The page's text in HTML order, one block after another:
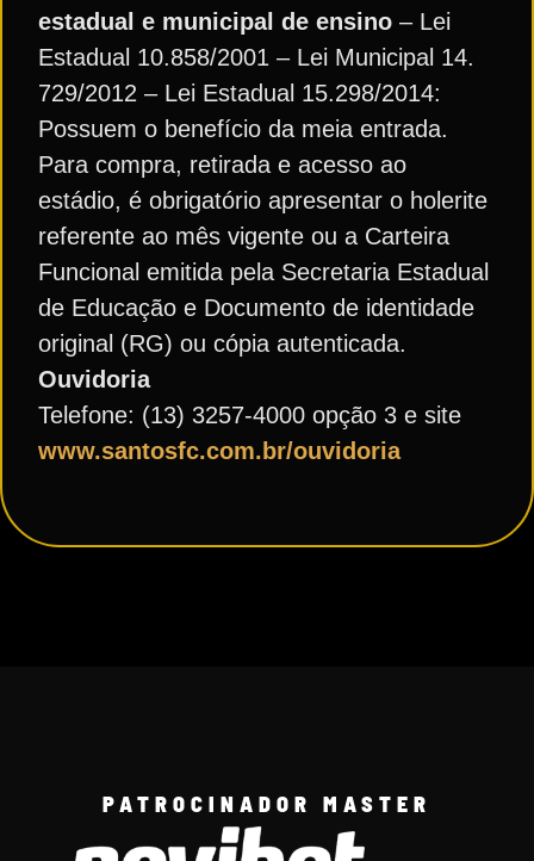
estadual e municipal de ensino – Lei
Estadual 10.858/2001 – Lei Municipal 14.
729/2012 – Lei Estadual 15.298/2014:
Possuem o benefício da meia entrada.
Para compra, retirada e acesso ao
estádio, é obrigatório apresentar o holerite
referente ao mês vigente ou a Carteira
Funcional emitida pela Secretaria Estadual
de Educação e Documento de identidade
original (RG) ou cópia autenticada.
Ouvidoria
Telefone: (13) 3257-4000 opção 3 e site
www.santosfc.com.br/ouvidoria
PATROCINADOR MASTER